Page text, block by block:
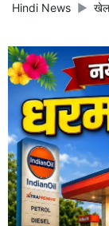
Hindi News खेल